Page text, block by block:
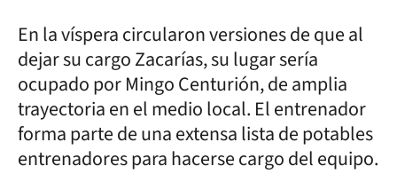
En la víspera circularon versiones de que al
dejar su cargo Zacarías, su lugar sería
ocupado por Mingo Centurión, de amplia
trayectoria en el medio local. El entrenador
forma parte de una extensa lista de potables
entrenadores para hacerse cargo del equipo.